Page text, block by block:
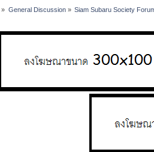
» General Discussion» Siam Subaru Society